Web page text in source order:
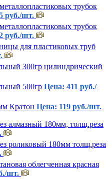
трубок
руб./шт.
трубок
руб./шт.
для пластиковых труб
300гр цилиндрический
500гр Цена: 411 руб./
Кратон Цена: 119 руб./шт.
алмазный 180мм, толщ.реза
роликовый 180мм толщ.реза
облегченная красная
шт.